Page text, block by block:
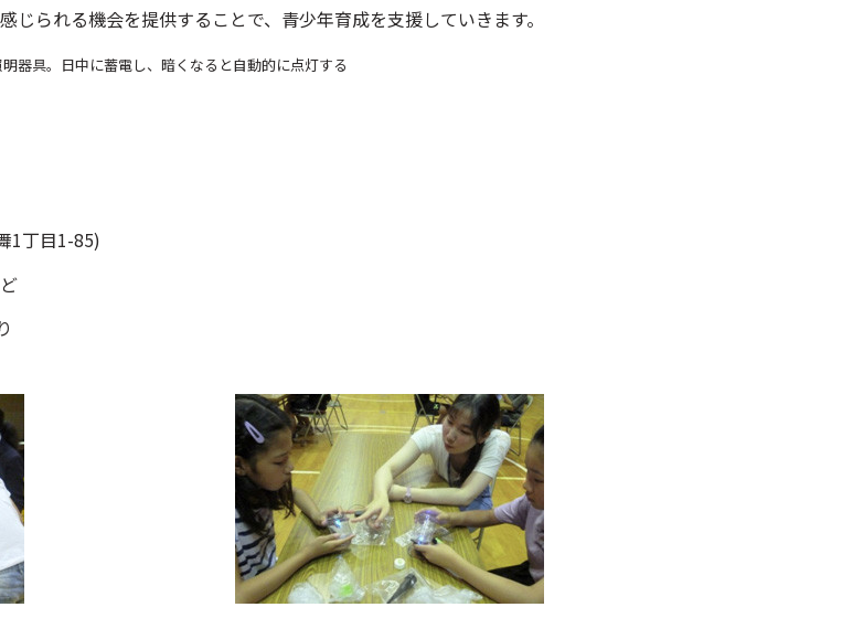
られる機会を提供することで、青少年育成を支援していきます。
器具。日中に蓄電し、暗くなると自動的に点灯する
1丁目1-85)